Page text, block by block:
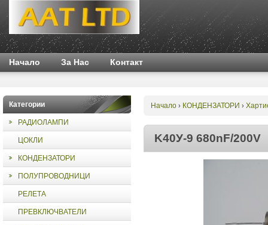
Начало За Нас Контакт
Категории
РАДИОЛАМПИ
ЦОКЛИ
КОНДЕНЗАТОРИ
ПОЛУПРОВОДНИЦИ
РЕЛЕТА
ПРЕВКЛЮЧВАТЕЛИ
Начало› КОНДЕНЗАТОРИ ›
K40У-9 680nF/200V